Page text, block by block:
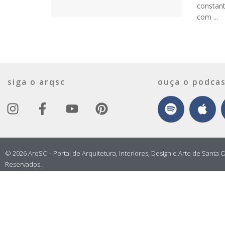
com ...
siga o arqsc ouça o
© 2026 ArqSC – Portal de Arquitetura, Interiores, Design e Arte de Santa
Reservados.